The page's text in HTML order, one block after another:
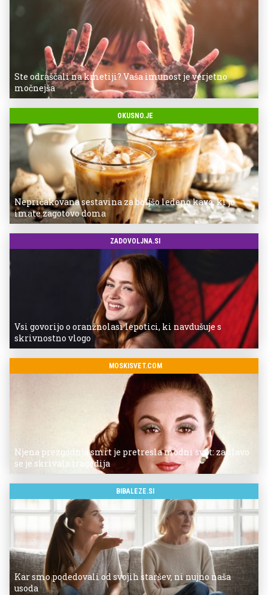
Ste odraščali na kmetiji? Vaša imunost je verjetno
močnejša
OKUSNO.JE
Nepričakovana sestavina za boljšo ledeno kavo, ki jo
imate zagotovo doma
ZADOVOLJNA.SI
Vsi govorijo o oranžnolasi lepotici, ki navdušuje s
skrivnostno vlogo
MOSKISVET.COM
Njena prezgodnja smrt je pretresla modni svet: za slavo
se je skrivala tragedija
BIBALEZE.SI
Kar smo podedovali od svojih staršev, ni nujno naša
usoda